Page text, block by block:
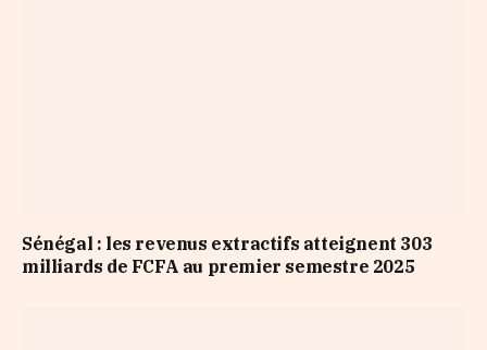
Sénégal : les revenus extractifs atteignent 303
milliards de FCFA au premier semestre 2025